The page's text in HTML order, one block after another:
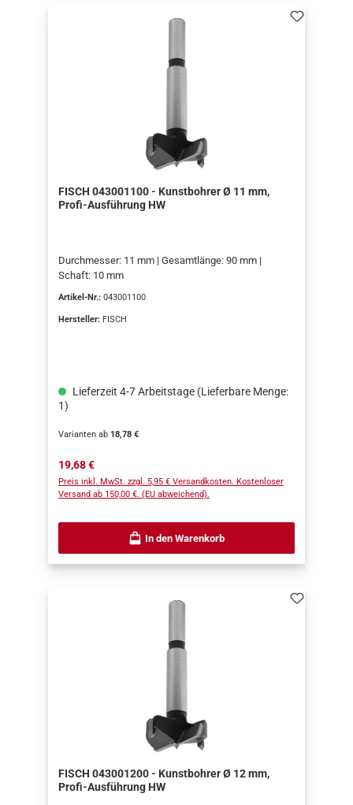
FISCH 043001100 - Kunstbohrer Ø 11 mm,
Profi-Ausführung HW
Durchmesser: 11 mm | Gesamtlänge: 90 mm |
Schaft: 10 mm
Artikel-Nr.: 043001100
Hersteller: FISCH
Lieferzeit 4-7 Arbeitstage (Lieferbare Menge:
1)
Varianten ab18,78 €
Regulärer Preis:
19,68 €
Preis inkl. MwSt. zzgl. 5,95 € Versandkosten. Kostenloser
Versand ab 150,00 €. (EU abweichend).
In den Warenkorb
FISCH 043001200 - Kunstbohrer Ø 12 mm,
Profi-Ausführung HW